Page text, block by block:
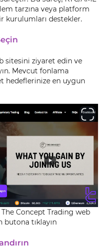
tarzına veya platform
kurulumları destekler.
sitesini ziyaret edin ve
Mevcut fonlama
hedeflerinize en uygun
Concept Trading web
tıklayın